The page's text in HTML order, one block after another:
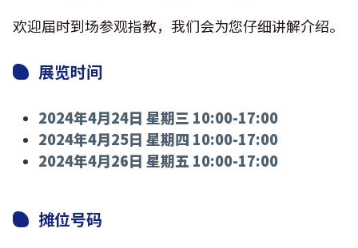
欢迎届时到场参观指教，我们会为您仔细讲解介绍。
展览时间
2024年4月24日 星期三 10:00-17:00
2024年4月25日 星期四 10:00-17:00
2024年4月26日 星期五 10:00-17:00
摊位号码